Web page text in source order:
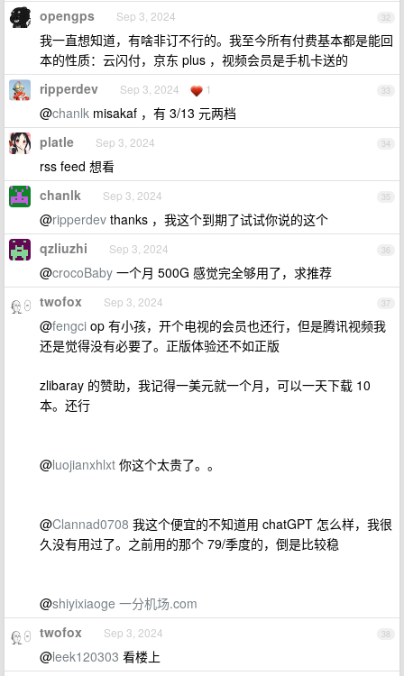
32
opengps Sep 3, 2024
我一直想知道，有啥非订不行的。我至今所有付费基本都是能回
本的性质：云闪付，京东 plus ，视频会员是手机卡送的
33
ripperdev Sep 3, 2024 1
@chanlk misakaf ，有 3/13 元两档
34
platle Sep 3, 2024
rss feed 想看
35
chanlk Sep 3, 2024
@ripperdev thanks ，我这个到期了试试你说的这个
36
qzliuzhi Sep 3, 2024
@crocoBaby 一个月 500G 感觉完全够用了，求推荐
37
twofox Sep 3, 2024
@fengci op 有小孩，开个电视的会员也还行，但是腾讯视频我
还是觉得没有必要了。正版体验还不如正版
zlibaray 的赞助，我记得一美元就一个月，可以一天下载 10
本。还行
@luojianxhlxt 你这个太贵了。。
@Clannad0708 我这个便宜的不知道用 chatGPT 怎么样，我很
久没有用过了。之前用的那个 79/季度的，倒是比较稳
@shiyixiaoge 一分机场.com
38
twofox Sep 3, 2024
@leek120303 看楼上